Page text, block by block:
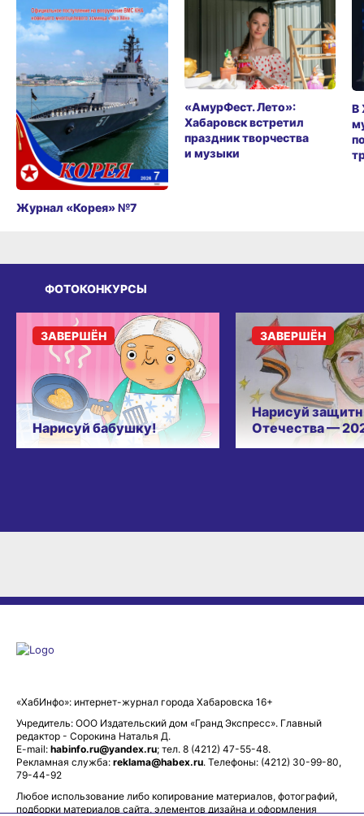
Журнал «Корея» №7
«АмурФест. Лето»:
Хабаровск встретил
праздник творчества
и музыки
В
ФОТОКОНКУРСЫ
Нарисуй бабушку!
ЗАВЕРШЁН
Нарисуй
Отечества —
ЗАВЕРШЁН
«ХабИнфо»: интернет-журнал города Хабаровска 16+
Учредитель: ООО Издательский дом «Гранд Экспресс». Главный
редактор - Сорокина Наталья Д.
E-mail: habinfo.ru@yandex.ru; тел. 8 (4212) 47-55-48.
Рекламная служба: reklama@habex.ru. Телефоны: (4212) 30-99-80,
79-44-92
Любое использование либо копирование материалов, фотографий,
подборки материалов сайта, элементов дизайна и оформления